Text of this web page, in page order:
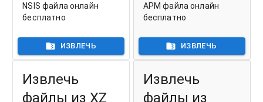
NSIS файла онлайн
бесплатно
ИЗВЛЕЧЬ
APM файла онлайн
бесплатно
ИЗВЛЕЧЬ
Извлечь
файлы из XZ
Извлечь
файлы из